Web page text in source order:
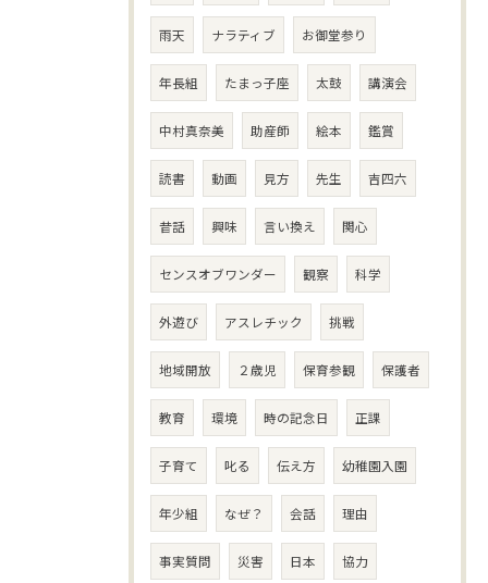
雨天 ナラティブ お御堂参り
年長組 たまっ子座 太鼓 講演会
中村真奈美 助産師 絵本 鑑賞
読書 動画 見方 先生 吉四六
昔話 興味 言い換え 関心
センスオブワンダー 観察 科学
外遊び アスレチック 挑戦
地域開放 ２歳児 保育参観 保護者
教育 環境 時の記念日 正課
子育て 叱る 伝え方 幼稚園入園
年少組 なぜ？ 会話 理由
事実質問 災害 日本 協力